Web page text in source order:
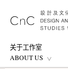
关于工作室
ABOUT US